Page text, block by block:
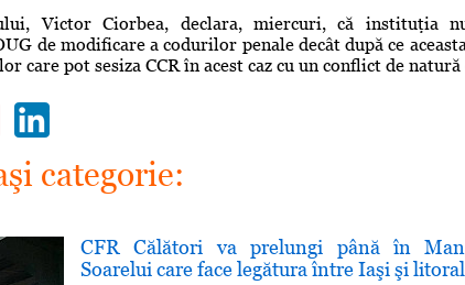
Victor Ciorbea, declara, miercuri, că instituţia
de modificare a codurilor penale decât după ce
care pot sesiza CCR în acest caz cu un conflict de
categorie:
CFR Călători va prelungi până în
Soarelui care face legătura între Iaşi şi litoral